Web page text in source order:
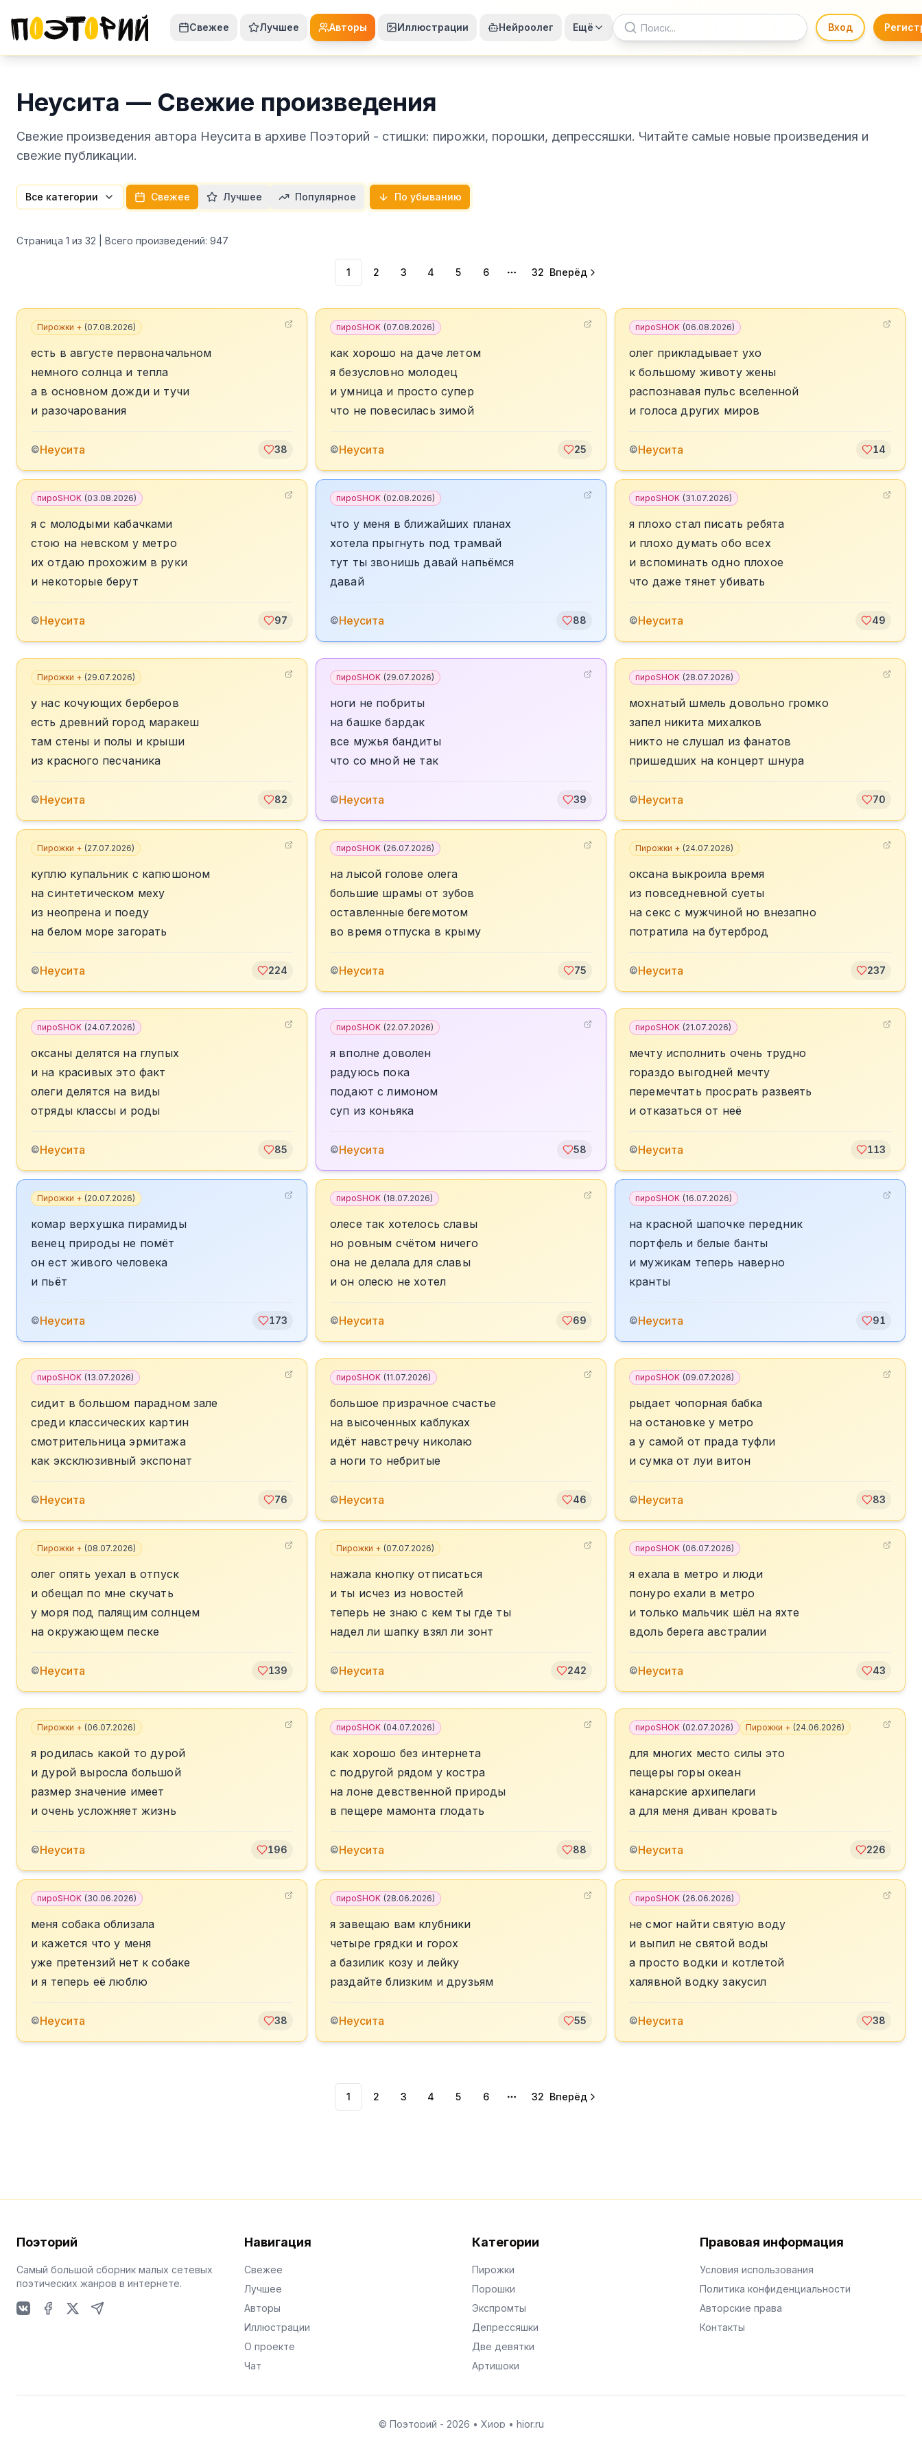
Свежее Лучшее Авторы Иллюстрации Нейроолег Ещё Вход
Неусита — Свежие произведения
Свежие произведения автора Неусита в архиве Поэторий - стишки: пирожки, порошки, депрессяшки. Читайте самые новые произведения и
свежие публикации.
Все категории Свежее Лучшее Популярное По убыванию
Страница 1 из 32 | Всего произведений: 947
1 2 3 4 5 6
More pages
32 Вперёд
Пирожки + (07.08.2026)
есть в августе первоначальном
немного солнца и тепла
а в основном дожди и тучи
и разочарования
©Неусита 38
пироSHOK (07.08.2026)
как хорошо на даче летом
я безусловно молодец
и умница и просто супер
что не повесилась зимой
©Неусита 25
пироSHOK (06.08.2026)
олег прикладывает ухо
к большому животу жены
распознавая пульс вселенной
и голоса других миров
©Неусита 14
пироSHOK (03.08.2026)
я с молодыми кабачками
стою на невском у метро
их отдаю прохожим в руки
и некоторые берут
©Неусита 97
пироSHOK (02.08.2026)
что у меня в ближайших планах
хотела прыгнуть под трамвай
тут ты звонишь давай напьёмся
давай
©Неусита 88
пироSHOK (31.07.2026)
я плохо стал писать ребята
и плохо думать обо всех
и вспоминать одно плохое
что даже тянет убивать
©Неусита 49
Пирожки + (29.07.2026)
у нас кочующих берберов
есть древний город маракеш
там стены и полы и крыши
из красного песчаника
©Неусита 82
пироSHOK (29.07.2026)
ноги не побриты
на башке бардак
все мужья бандиты
что со мной не так
©Неусита 39
пироSHOK (28.07.2026)
мохнатый шмель довольно громко
запел никита михалков
никто не слушал из фанатов
пришедших на концерт шнура
©Неусита 70
Пирожки + (27.07.2026)
куплю купальник с капюшоном
на синтетическом меху
из неопрена и поеду
на белом море загорать
©Неусита 224
пироSHOK (26.07.2026)
на лысой голове олега
большие шрамы от зубов
оставленные бегемотом
во время отпуска в крыму
©Неусита 75
Пирожки + (24.07.2026)
оксана выкроила время
из повседневной суеты
на секс с мужчиной но внезапно
потратила на бутерброд
©Неусита 237
пироSHOK (24.07.2026)
оксаны делятся на глупых
и на красивых это факт
олеги делятся на виды
отряды классы и роды
©Неусита 85
пироSHOK (22.07.2026)
я вполне доволен
радуюсь пока
подают с лимоном
суп из коньяка
©Неусита 58
пироSHOK (21.07.2026)
мечту исполнить очень трудно
гораздо выгодней мечту
перемечтать просрать развеять
и отказаться от неё
©Неусита 113
Пирожки + (20.07.2026)
комар верхушка пирамиды
венец природы не помёт
он ест живого человека
и пьёт
©Неусита 173
пироSHOK (18.07.2026)
олесе так хотелось славы
но ровным счётом ничего
она не делала для славы
и он олесю не хотел
©Неусита 69
пироSHOK (16.07.2026)
на красной шапочке передник
портфель и белые банты
и мужикам теперь наверно
кранты
©Неусита 91
пироSHOK (13.07.2026)
сидит в большом парадном зале
среди классических картин
смотрительница эрмитажа
как эксклюзивный экспонат
©Неусита 76
пироSHOK (11.07.2026)
большое призрачное счастье
на высоченных каблуках
идёт навстречу николаю
а ноги то небритые
©Неусита 46
пироSHOK (09.07.2026)
рыдает чопорная бабка
на остановке у метро
а у самой от прада туфли
и сумка от луи витон
©Неусита 83
Пирожки + (08.07.2026)
олег опять уехал в отпуск
и обещал по мне скучать
у моря под палящим солнцем
на окружающем песке
©Неусита 139
Пирожки + (07.07.2026)
нажала кнопку отписаться
и ты исчез из новостей
теперь не знаю с кем ты где ты
надел ли шапку взял ли зонт
©Неусита 242
пироSHOK (06.07.2026)
я ехала в метро и люди
понуро ехали в метро
и только мальчик шёл на яхте
вдоль берега австралии
©Неусита 43
Пирожки + (06.07.2026)
я родилась какой то дурой
и дурой выросла большой
размер значение имеет
и очень усложняет жизнь
©Неусита 196
пироSHOK (04.07.2026)
как хорошо без интернета
с подругой рядом у костра
на лоне девственной природы
в пещере мамонта глодать
©Неусита 88
пироSHOK (02.07.2026) Пирожки + (24.06.2026)
для многих место силы это
пещеры горы океан
канарские архипелаги
а для меня диван кровать
©Неусита 226
пироSHOK (30.06.2026)
меня собака облизала
и кажется что у меня
уже претензий нет к собаке
и я теперь её люблю
©Неусита 38
пироSHOK (28.06.2026)
я завещаю вам клубники
четыре грядки и горох
а базилик козу и лейку
раздайте близким и друзьям
©Неусита 55
пироSHOK (26.06.2026)
не смог найти святую воду
и выпил не святой воды
а просто водки и котлетой
халявной водку закусил
©Неусита 38
1 2 3 4 5 6
More pages
32 Вперёд
Поэторий
Самый большой сборник малых сетевых
поэтических жанров в интернете.
Навигация
Свежее
Лучшее
Авторы
Иллюстрации
О проекте
Чат
Категории
Пирожки
Порошки
Экспромты
Депрессяшки
Две девятки
Артишоки
Правовая информация
Условия использования
Политика конфиденциальности
Авторские права
Контакты
© Поэторий - 2026 • Хиор • hior.ru